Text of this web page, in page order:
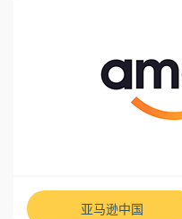
亚马逊中国